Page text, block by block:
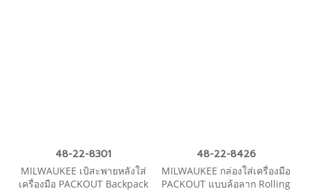
48-22-8301
MILWAUKEE เป้สะพายหลังใส่
เครื่องมือ PACKOUT Backpack
48-22-8426
MILWAUKEE กล่องใส่เครื่องมือ
PACKOUT แบบล้อลาก Rolling